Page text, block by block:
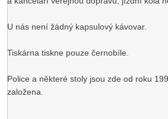
U nás není žádný kapsulový kávovar.
Tiskárna tiskne pouze černobíle.
Police a některé stoly jsou zde od roku
založena.